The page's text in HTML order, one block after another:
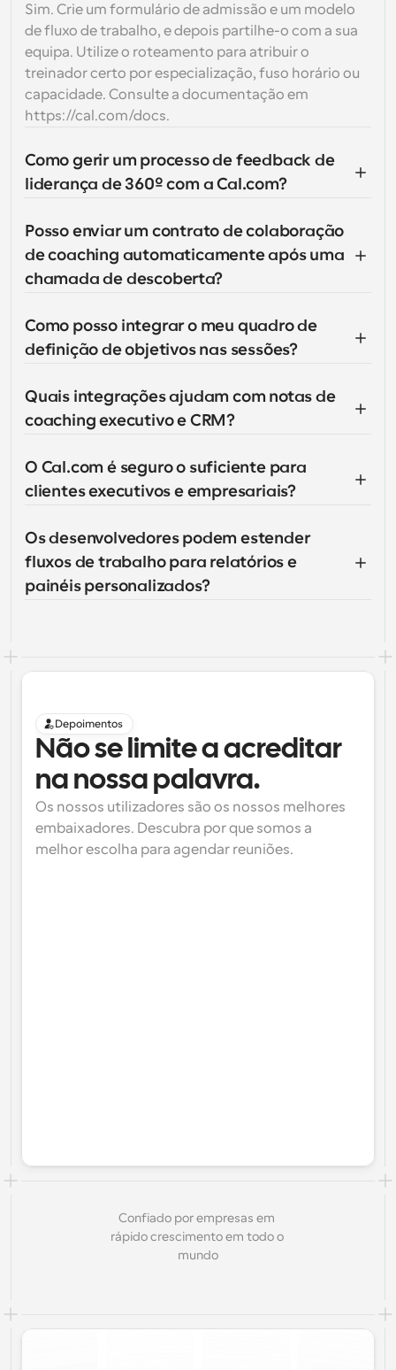
Sim. Crie um formulário de admissão e um modelo
de fluxo de trabalho, e depois partilhe-o com a sua
equipa. Utilize o roteamento para atribuir o
treinador certo por especialização, fuso horário ou
capacidade. Consulte a documentação em
https://cal.com/docs.
Como gerir um processo de feedback de
liderança de 360º com a Cal.com?
Posso enviar um contrato de colaboração
de coaching automaticamente após uma
chamada de descoberta?
Como posso integrar o meu quadro de
definição de objetivos nas sessões?
Quais integrações ajudam com notas de
coaching executivo e CRM?
O Cal.com é seguro o suficiente para
clientes executivos e empresariais?
Os desenvolvedores podem estender
fluxos de trabalho para relatórios e
painéis personalizados?
Depoimentos
Não se limite a acreditar
na nossa palavra.
Os nossos utilizadores são os nossos melhores
embaixadores. Descubra por que somos a
melhor escolha para agendar reuniões.
Confiado por empresas em
rápido crescimento em todo o
mundo